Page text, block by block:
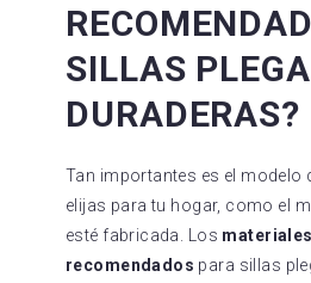
SILLAS
DURADERAS?
Tan importantes es el modelo
elijas para tu hogar, como el
esté fabricada. Los
recomendados para sillas